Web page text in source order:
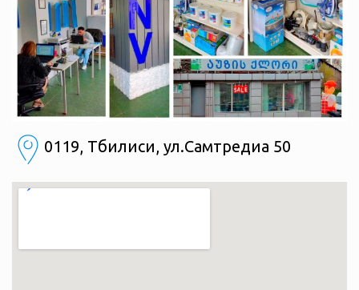
0119, Тбилиси, ул.Самтредиа 50